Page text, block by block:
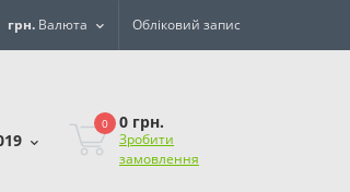
грн. Валюта Обліковий запис
0 0 грн.
Зробити
замовлення